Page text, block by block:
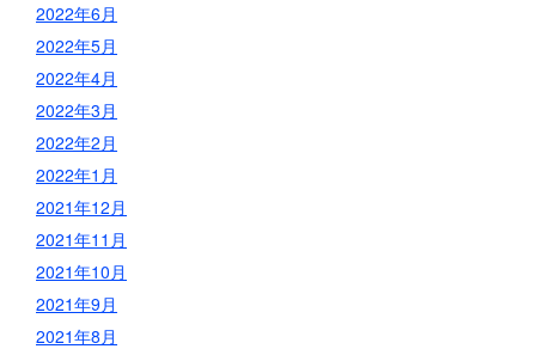
2022年6月
2022年5月
2022年4月
2022年3月
2022年2月
2022年1月
2021年12月
2021年11月
2021年10月
2021年9月
2021年8月